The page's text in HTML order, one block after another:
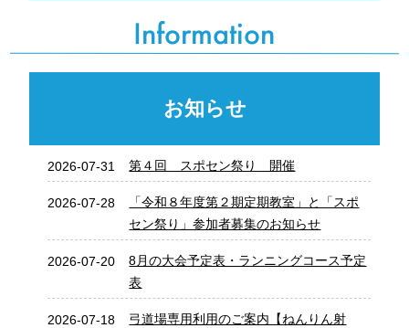
Information
お知らせ
2026-07-31 第４回 スポセン祭り 開催
2026-07-28
「令和８年度第２期定期教室」と「スポ
セン祭り」参加者募集のお知らせ
2026-07-20
8月の大会予定表・ランニングコース予定
表
2026-07-18
弓道場専用利用のご案内【ねんりん射